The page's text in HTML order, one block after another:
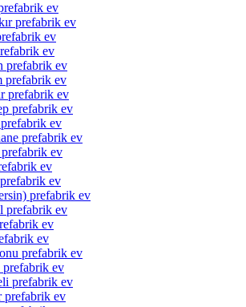
ev
prefabrik ev
ev
ev
prefabrik ev
prefabrik ev
prefabrik ev
prefabrik ev
ev
prefabrik ev
ev
ev
prefabrik ev
prefabrik ev
prefabrik ev
ev
ev
prefabrik ev
prefabrik ev
prefabrik ev
prefabrik ev